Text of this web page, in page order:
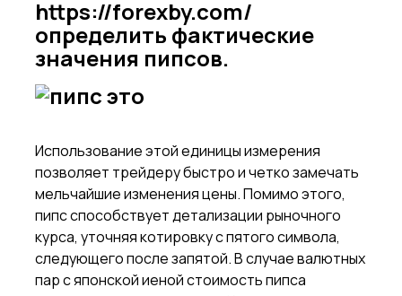
https://forexby.com/
определить фактические
значения пипсов.
Использование этой единицы измерения
позволяет трейдеру быстро и четко замечать
мельчайшие изменения цены. Помимо этого,
пипс способствует детализации рыночного
курса, уточняя котировку с пятого символа,
следующего после запятой. В случае валютных
пар с японской иеной стоимость пипса